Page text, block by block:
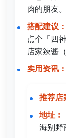
肉的朋友。
搭配建议：
点个「四
店家辣酱
实用资讯：
推荐店
地址︰
海别野